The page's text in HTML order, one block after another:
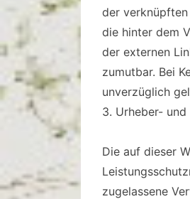
der
die hinter dem
der externen
zumutbar. Bei
unverzüglich
3. Urheber-
Die auf dieser
zugelassene